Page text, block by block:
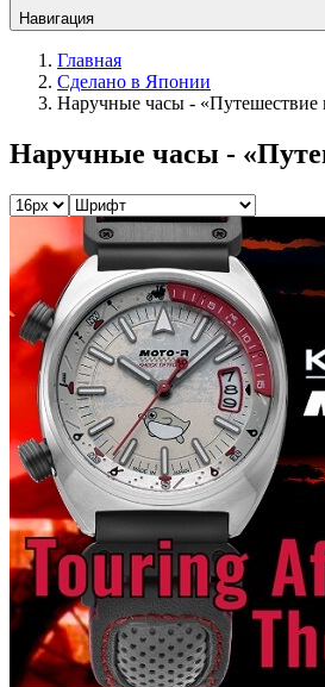
Навигация
Главная
Сделано в Японии
Наручные часы - «Путешествие
Наручные часы -